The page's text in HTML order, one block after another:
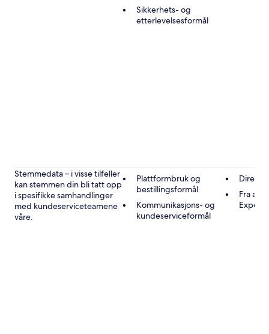
Sikkerhets- og
etterlevelsesformål
Stemmedata – i visse tilfeller
kan stemmen din bli tatt opp
i spesifikke samhandlinger
med kundeserviceteamene
våre.
Plattformbruk og
bestillingsformål
Kommunikasjons- og
kundeserviceformål
Fra